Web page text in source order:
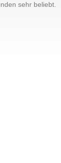
sehr beliebt.